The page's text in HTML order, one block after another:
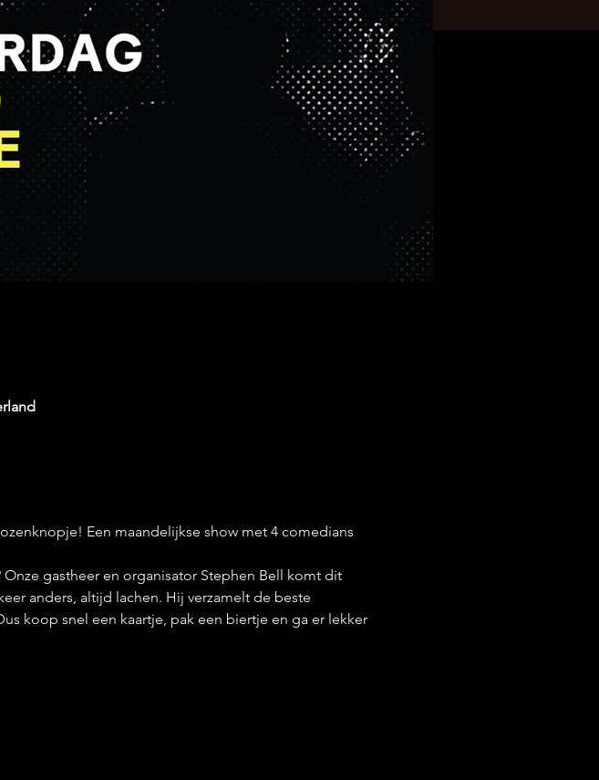
Een maandelijkse show met 4 comedians
gastheer en organisator Stephen Bell komt dit
anders, altijd lachen. Hij verzamelt de beste
koop snel een kaartje, pak een biertje en ga er lekker